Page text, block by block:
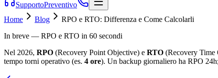
SupportoPreventivo
Home
Blog
RPO e RTO: Differenza e Come Calcolarli
In breve — RPO e RTO in 60 secondi
Nel 2026, RPO (Recovery Point Objective) e RTO (Recovery Time
tempo torni operativo (es. 4 ore). Un backup giornaliero ha RPO